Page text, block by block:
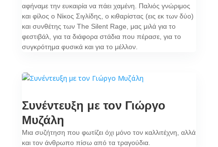
αφήναμε την ευκαιρία να πάει χαμένη. Παλιός γνώριμος
και φίλος ο Νίκος Σιγλίδης, ο κιθαρίστας (εις εκ των δύο)
και συνθέτης των The Silent Rage, μας μιλά για το
φεστιβάλ, για τα διάφορα στάδια που πέρασε, για το
συγκρότημα φυσικά και για το μέλλον.
Συνέντευξη με τον Γιώργο
Μυζάλη
Μια συζήτηση που φωτίζει όχι μόνο τον καλλιτέχνη, αλλά
και τον άνθρωπο πίσω από τα τραγούδια.